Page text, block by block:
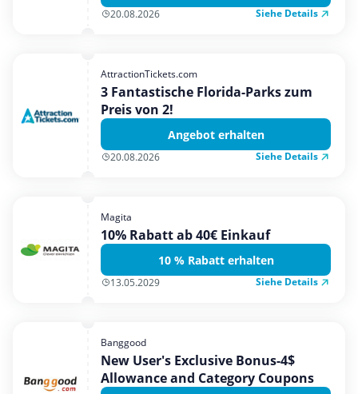
20.08.2026 Siehe Details
AttractionTickets.com
3 Fantastische Florida-Parks zum
Preis von 2!
Angebot erhalten
20.08.2026 Siehe Details
Magita
10% Rabatt ab 40€ Einkauf
10 % Rabatt erhalten
13.05.2029 Siehe Details
Banggood
New User's Exclusive Bonus-4$
Allowance and Category Coupons